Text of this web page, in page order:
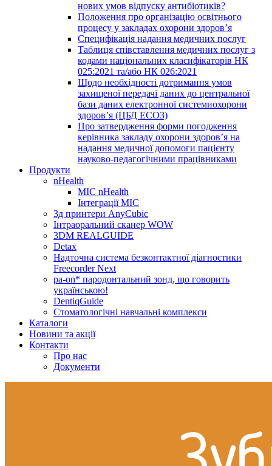
нових умов відпуску антибіотиків?
Положення про організацію освітнього
процесу у закладах охорони здоров’я
Специфікація надання медичних послуг
Таблиця співставлення медичних послуг з
кодами національних класифікаторів НК
025:2021 та/або НК 026:2021
Щодо необхідності дотримання умов
захищеної передачі даних до центральної
бази даних електронної системиохорони
здоров’я (ЦБД ЕСОЗ)
Про затвердження форми погодження
керівника закладу охорони здоров’я на
надання медичної допомоги пацієнту
науково-педагогічними працівниками
Продукти
nHealth
МІС nHealth
Інтеграції МІС
3д принтери AnyCubic
Інтраоральний сканер WOW
3DM REALGUIDE
Detax
Надточна система безконтактної діагностики
Freecorder Next
pa-on* пародонтальний зонд, що говорить
українською!
DentiqGuide
Стоматологічні навчальні комплекси
Каталоги
Новини та акції
Контакти
Про нас
Документи